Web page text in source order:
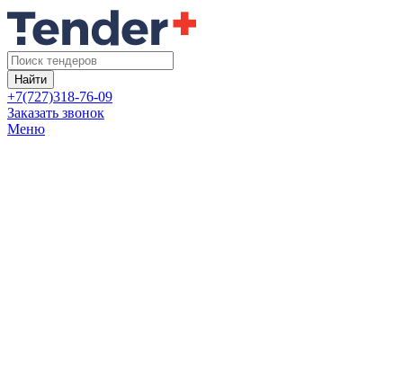
Найти
+7(727)318-76-09
Заказать звонок
Меню